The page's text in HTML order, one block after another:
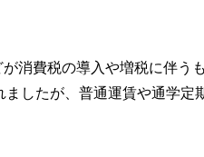
消費税の導入や増税に伴う
したが、普通運賃や通学定